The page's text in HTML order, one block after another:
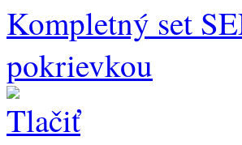
Kompletný set
pokrievkou